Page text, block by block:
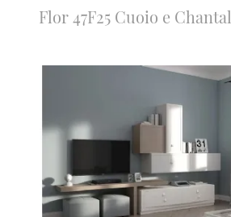
Flor 47F25 Cuoio e Chantal